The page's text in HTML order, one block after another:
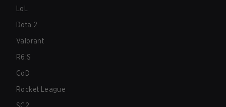
LoL
Dota 2
Valorant
R6:S
CoD
Rocket League